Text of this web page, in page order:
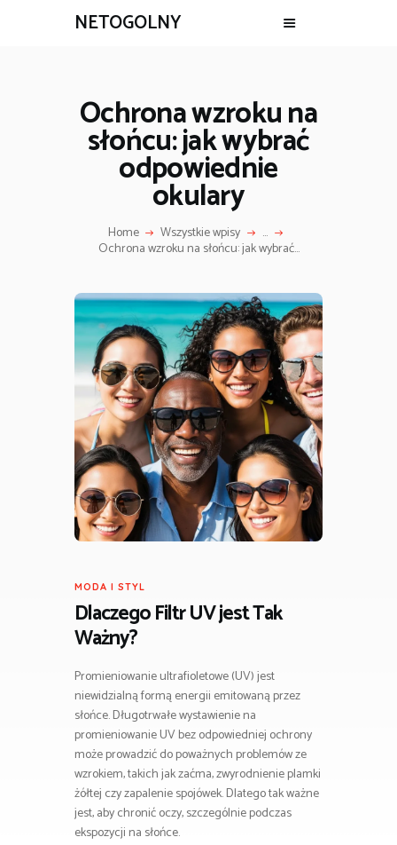
NETOGOLNY
Ochrona wzroku na
słońcu: jak wybrać
odpowiednie
okulary
Home Wszystkie wpisy ...
Ochrona wzroku na słońcu: jak wybrać...
MODA I STYL
Dlaczego Filtr UV jest Tak
Ważny?
Promieniowanie ultrafioletowe (UV) jest
niewidzialną formą energii emitowaną przez
słońce. Długotrwałe wystawienie na
promieniowanie UV bez odpowiedniej ochrony
może prowadzić do poważnych problemów ze
wzrokiem, takich jak zaćma, zwyrodnienie plamki
żółtej czy zapalenie spojówek. Dlatego tak ważne
jest, aby chronić oczy, szczególnie podczas
ekspozycji na słońce.